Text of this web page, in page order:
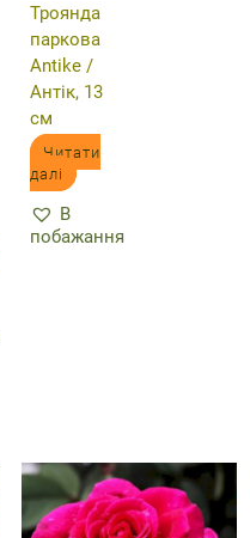
Троянда
паркова
Antike /
Антік, 13
см
Читати
далі
В
побажання